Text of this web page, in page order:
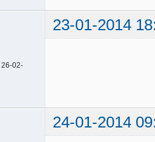
23-01-2014
26-02-
24-01-2014